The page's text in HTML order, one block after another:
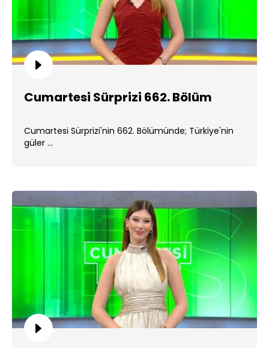
Cumartesi Sürprizi 662. Bölüm
Cumartesi Sürprizi'nin 662. Bölümünde; Türkiye'nin
güler ...